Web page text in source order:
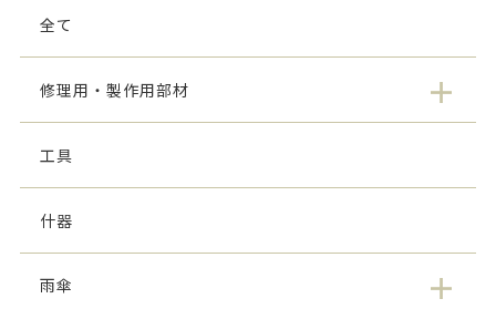
全て
修理用・製作用部材
工具
什器
雨傘